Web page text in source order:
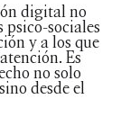
digital no
psico-sociales
y a los que
Es
no solo
desde el